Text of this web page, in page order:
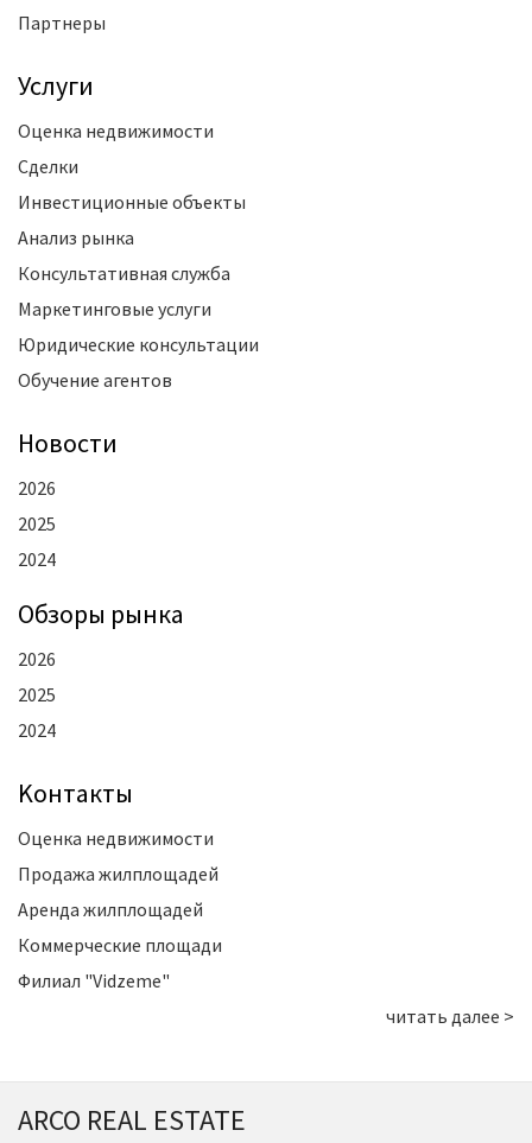
Партнеры
Услуги
Оценка недвижимости
Сделки
Инвестиционные объекты
Анализ рынка
Консультативная служба
Маркетинговые услуги
Юридические консультации
Обучение агентов
Новости
2026
2025
2024
Oбзоры рынка
2026
2025
2024
Kонтакты
Оценка недвижимости
Продажа жилплощадей
Аренда жилплощадей
Коммерческие площади
Филиал "Vidzeme"
читать далее >
ARCO REAL ESTATE